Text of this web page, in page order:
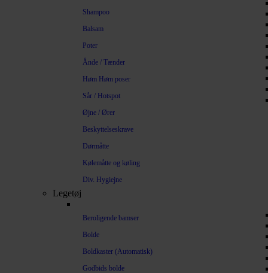
Shampoo
Balsam
Poter
Ånde / Tænder
Høm Høm poser
Sår / Hotspot
Øjne / Ører
Beskyttelseskrave
Dørmåtte
Kølemåtte og køling
Div. Hygiejne
Legetøj
Beroligende bamser
Bolde
Boldkaster (Automatisk)
Godbids bolde